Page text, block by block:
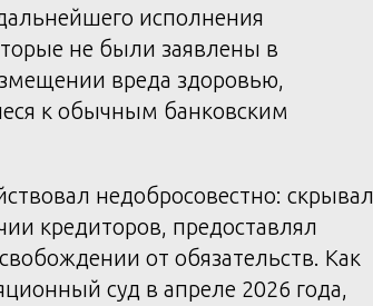
исполнения
не были заявлены в
вреда здоровью,
к обычным банковским
недобросовестно: скрывал
кредиторов, предоставлял
от обязательств. Как
суд в апреле 2026 года,